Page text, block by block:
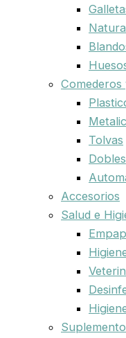
Tolvas
Dobles
Accesorios
Salud e